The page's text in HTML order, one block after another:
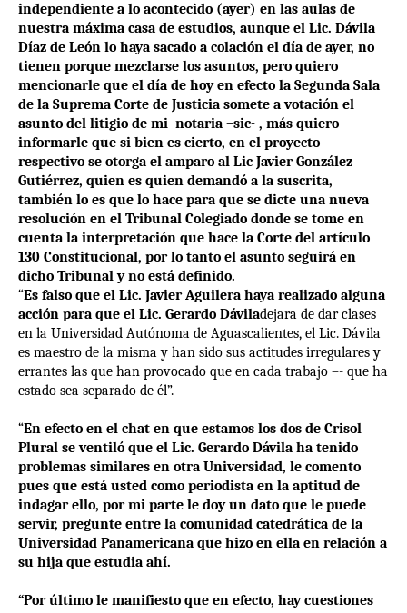
independiente a lo acontecido (ayer) en las aulas de
nuestra máxima casa de estudios, aunque el Lic. Dávila
Díaz de León lo haya sacado a colación el día de ayer, no
tienen porque mezclarse los asuntos, pero quiero
mencionarle que el día de hoy en efecto la Segunda Sala
de la Suprema Corte de Justicia somete a votación el
asunto del litigio de mi notaria –sic- , más quiero
informarle que si bien es cierto, en el proyecto
respectivo se otorga el amparo al Lic Javier González
Gutiérrez, quien es quien demandó a la suscrita,
también lo es que lo hace para que se dicte una nueva
resolución en el Tribunal Colegiado donde se tome en
cuenta la interpretación que hace la Corte del artículo
130 Constitucional, por lo tanto el asunto seguirá en
dicho Tribunal y no está definido.
“Es falso que el Lic. Javier Aguilera haya realizado alguna
acción para que el Lic. Gerardo Dáviladejara de dar clases
en la Universidad Autónoma de Aguascalientes, el Lic. Dávila
es maestro de la misma y han sido sus actitudes irregulares y
errantes las que han provocado que en cada trabajo –- que ha
estado sea separado de él”.
“En efecto en el chat en que estamos los dos de Crisol
Plural se ventiló que el Lic. Gerardo Dávila ha tenido
problemas similares en otra Universidad, le comento
pues que está usted como periodista en la aptitud de
indagar ello, por mi parte le doy un dato que le puede
servir, pregunte entre la comunidad catedrática de la
Universidad Panamericana que hizo en ella en relación a
su hija que estudia ahí.
“Por último le manifiesto que en efecto, hay cuestiones